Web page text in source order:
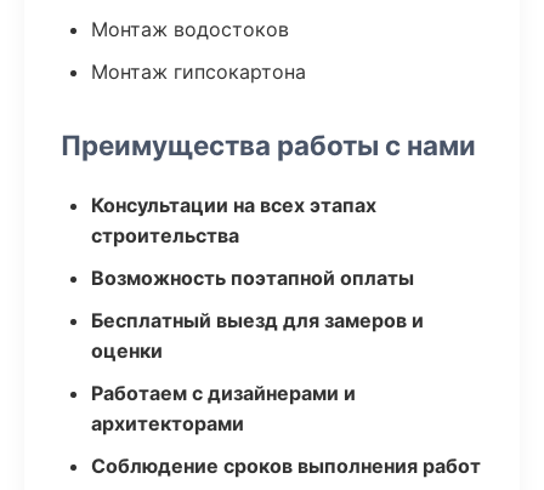
Монтаж водостоков
Монтаж гипсокартона
Преимущества работы с нами
Консультации на всех этапах
строительства
Возможность поэтапной оплаты
Бесплатный выезд для замеров и
оценки
Работаем с дизайнерами и
архитекторами
Соблюдение сроков выполнения работ